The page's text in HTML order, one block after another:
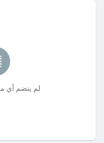
لم ينضم أي